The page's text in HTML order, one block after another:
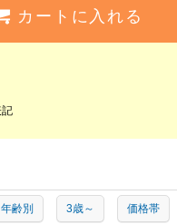
カートに入れる
年齢別 3歳～ 価格帯